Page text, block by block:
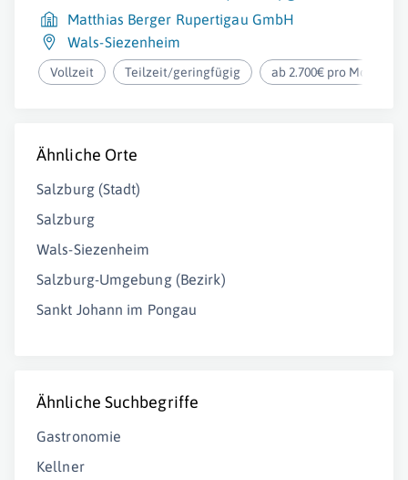
Matthias Berger Rupertigau GmbH
Wals-Siezenheim
Vollzeit Teilzeit/geringfügig ab 2.700€ pro Monat
Ähnliche Orte
Salzburg (Stadt)
Salzburg
Wals-Siezenheim
Salzburg-Umgebung (Bezirk)
Sankt Johann im Pongau
Ähnliche Suchbegriffe
Gastronomie
Kellner